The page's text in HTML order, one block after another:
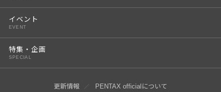
2027/01
2027/03
イベント
EVENT
特集・企画
SPECIAL
更新情報 PENTAX officialについて